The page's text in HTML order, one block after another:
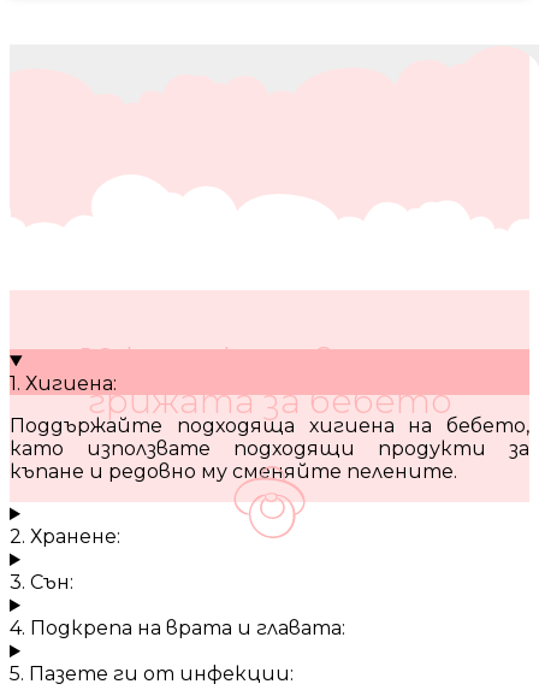
10 кратки съвета за
грижата за бебето
1. Хигиена:
Поддържайте подходяща хигиена на бебето,
като използвате подходящи продукти за
къпане и редовно му сменяйте пелените.
2. Хранене:
3. Сън:
4. Подкрепа на врата и главата:
5. Пазете ги от инфекции: